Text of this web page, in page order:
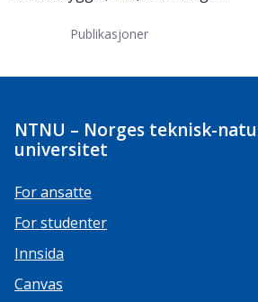
Publikasjoner
NTNU – Norges teknisk-
universitet
For ansatte
For studenter
Innsida
Canvas